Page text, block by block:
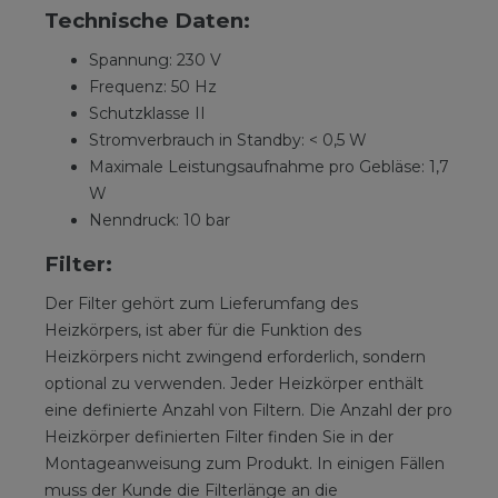
Technische Daten:
Spannung: 230 V
Frequenz: 50 Hz
Schutzklasse II
Stromverbrauch in Standby: < 0,5 W
Maximale Leistungsaufnahme pro Gebläse: 1,7
W
Nenndruck: 10 bar
Filter:
Der Filter gehört zum Lieferumfang des
Heizkörpers, ist aber für die Funktion des
Heizkörpers nicht zwingend erforderlich, sondern
optional zu verwenden. Jeder Heizkörper enthält
eine definierte Anzahl von Filtern. Die Anzahl der pro
Heizkörper definierten Filter finden Sie in der
Montageanweisung zum Produkt. In einigen Fällen
muss der Kunde die Filterlänge an die